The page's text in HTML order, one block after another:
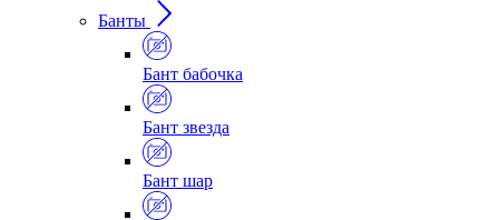
Банты
Бант бабочка
Бант звезда
Бант шар